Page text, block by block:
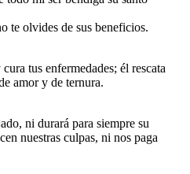
te olvides de sus beneficios.
tus enfermedades; él rescata
amor y de ternura.
ni durará para siempre su
nuestras culpas, ni nos paga